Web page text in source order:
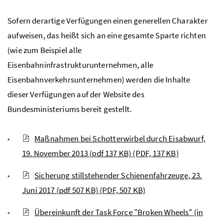
Sofern derartige Verfügungen einen generellen Charakter
aufweisen, das heißt sich an eine gesamte Sparte richten
(wie zum Beispiel alle
Eisenbahninfrastrukturunternehmen, alle
Eisenbahnverkehrsunternehmen) werden die Inhalte
dieser Verfügungen auf derWebsitedes
Bundesministeriumsbereit gestellt.
Maßnahmen bei Schotterwirbel durch Eisabwurf,
19. November 2013 (pdf 137 KB) (PDF, 137 KB)
Sicherung stillstehender Schienenfahrzeuge, 23.
Juni 2017 (pdf 507 KB) (PDF, 507 KB)
Übereinkunft derTask Force "Broken Wheels" (in